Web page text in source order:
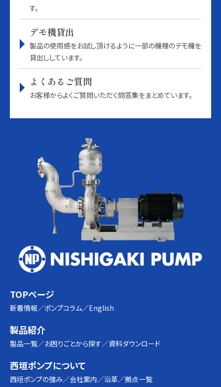
す。
デモ機貸出
製品の使用感をお試し頂けるように一部の機種のデモ機を
貸出ししています。
よくあるご質問
お客様からよくご質問いただく問答集をまとめています。
TOPページ
新着情報 ポンプコラム English
製品紹介
製品一覧 お困りごとから探す 資料ダウンロード
西垣ポンプについて
西垣ポンプの強み 会社案内 沿革 拠点一覧